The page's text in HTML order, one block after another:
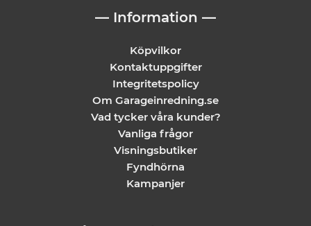
— Information —
Köpvilkor
Kontaktuppgifter
Integritetspolicy
Om Garageinredning.se
Vad tycker våra kunder?
Vanliga frågor
Visningsbutiker
Fyndhörna
Kampanjer